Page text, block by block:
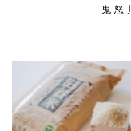
鬼怒